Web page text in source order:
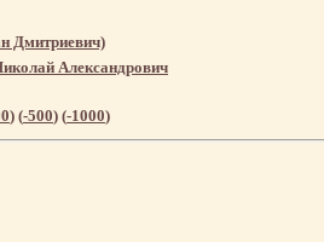
Дмитриевич)
Александрович
) (-500) (-1000)